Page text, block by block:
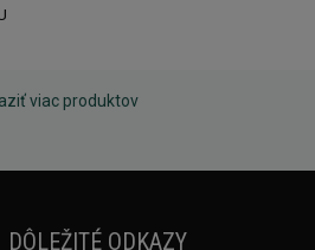
viac produktov
DÔLEŽITÉ ODKAZY